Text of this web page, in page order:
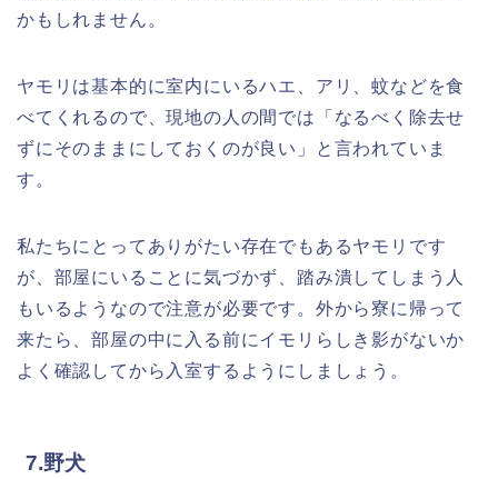
かもしれません。
ヤモリは基本的に室内にいるハエ、アリ、蚊などを食
べてくれるので、現地の人の間では「なるべく除去せ
ずにそのままにしておくのが良い」と言われていま
す。
私たちにとってありがたい存在でもあるヤモリです
が、部屋にいることに気づかず、踏み潰してしまう人
もいるようなので注意が必要です。外から寮に帰って
来たら、部屋の中に入る前にイモリらしき影がないか
よく確認してから入室するようにしましょう。
7.野犬